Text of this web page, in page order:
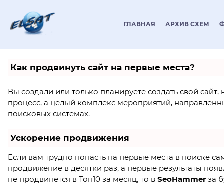
ГЛАВНАЯ АРХИВ СХЕМ
Как продвинуть сайт на первые места?
Вы создали или только планируете создать свой
процесс, а целый комплекс мероприятий,
поисковых системах.
Ускорение продвижения
Если вам трудно попасть на первые места в поиске
продвижение в десятки раз, а первые результаты
не продвинется в Топ10 за месяц, то в SeoHammer за